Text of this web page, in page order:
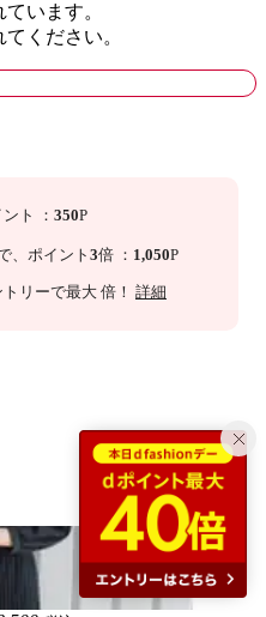
います。
ください。
ト ： 350P
、 ポイント 3倍 ： 1,050P
トリーで最大 倍！ 詳細